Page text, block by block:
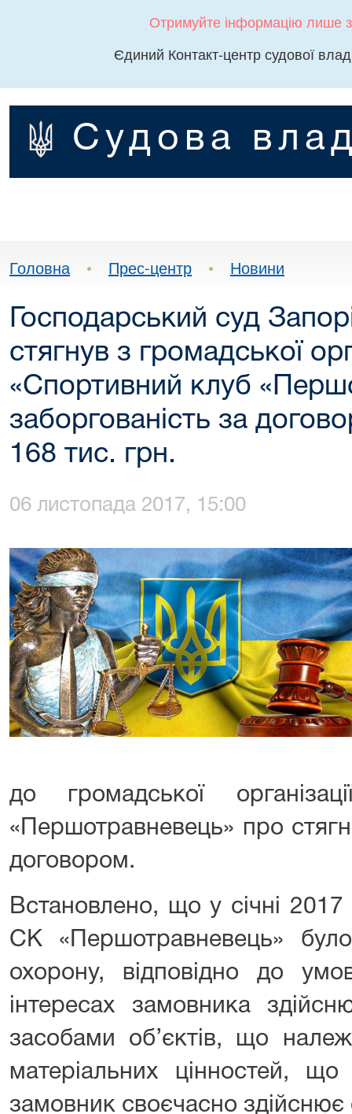
Отримуйте інформацію лише
Єдиний Контакт-центр судової
Судова
Головна • Прес-центр • Новини
Господарський суд
стягнув з громадської
«Спортивний клуб
заборгованість за
168 тис. грн.
06 листопада 2017, 15:00
до громадської
«Першотравневець» про
договором.
Встановлено, що у січні
СК «Першотравневець»
охорону, відповідно до
інтересах замовника
засобами об’єктів, що
матеріальних цінностей,
замовник своєчасно здійснює